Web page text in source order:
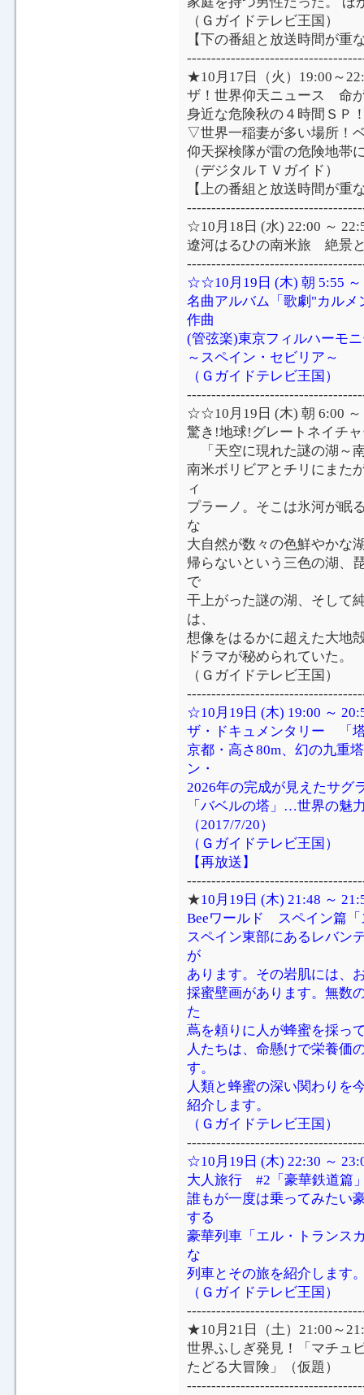
（Ｇガイドテレビ王国）
【下の番組と放送時間が重
★10月17日（火）19:00～
ザ！世界仰天ニュース 命
身近な危険秋の４時間ＳＰ
▽世界一稲妻が多い場所！
仰天探検隊が雷の危険地帯
（デジタルＴＶガイド）
【上の番組と放送時間が重
☆10月18日 (水) 22:00 ～
遼河はるひの南米旅 絶景
☆☆10月19日 (木) 朝 5:55 ～
名曲アルバム「歌劇"カル
作曲
(管弦楽)東京フィルハーモ
～スペイン・セビリア～
（Ｇガイドテレビ王国）
☆☆10月19日 (木) 朝 6:00 ～
驚き!地球!グレートネイチ
「天空に現れた謎の湖～
南米ボリビアとチリにまた
ィ
プラーノ。そこは氷河が眠
な
大自然が数々の色鮮やかな
帰らないという三色の湖、
で
干上がった謎の湖、そして
は、
想像をはるかに超えた大地
ドラマが秘められていた。
（Ｇガイドテレビ王国）
☆10月19日 (木) 19:00 ～
ザ・ドキュメンタリー 「
京都・高さ80m、幻の九重
ン・
2026年の完成が見えたサグ
「バベルの塔」…世界の魅
（2017/7/20）
（Ｇガイドテレビ王国）
【再放送】
★10月19日 (木) 21:48 ～
Beeワールド スペイン篇「
スペイン東部にあるレバン
が
あります。その岩肌には、
採蜜壁画があります。無数
た
蔦を頼りに人が蜂蜜を採っ
人たちは、命懸けで栄養価
す。
人類と蜂蜜の深い関わりを
紹介します。
（Ｇガイドテレビ王国）
☆10月19日 (木) 22:30 ～
大人旅行 #2「豪華鉄道篇
誰もが一度は乗ってみたい
する
豪華列車「エル・トランス
な
列車とその旅を紹介します
（Ｇガイドテレビ王国）
★10月21日（土）21:00～
世界ふしぎ発見！「マチュ
たどる大冒険」（仮題）